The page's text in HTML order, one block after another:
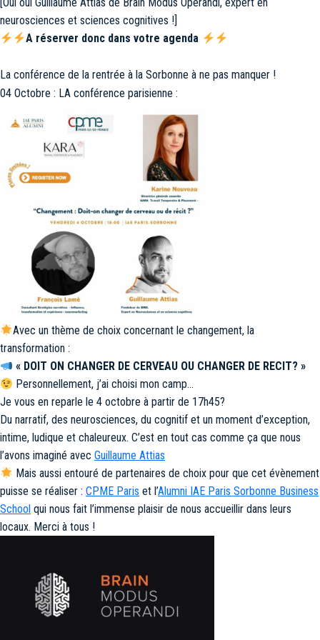
neurosciences et sciences cognitives !]
A réserver donc dans votre agenda
La conférence de la rentrée à la Sorbonne à ne pas manquer !
04 Octobre : LA conférence parisienne :
Avec un thème de choix concernant le changement, la
transformation :
« DOIT ON CHANGER DE CERVEAU OU CHANGER DE RECIT? »
Personnellement, j’ai choisi mon camp…
Je vous en reparle le 4 octobre à partir de 17h45?
Du narratif, des neurosciences, du cognitif et un moment d’exception,
intime, ludique et chaleureux. C’est en tout cas comme ça que nous
l’avons imaginé avec Guillaume Attias
Mais aussi entouré de partenaires de choix pour que cet évènement
puisse se réaliser : CPME Paris et l’Alumni IAE Paris Sorbonne Business
School qui nous fait l’immense plaisir de nous accueillir dans leurs
locaux. Merci à tous !